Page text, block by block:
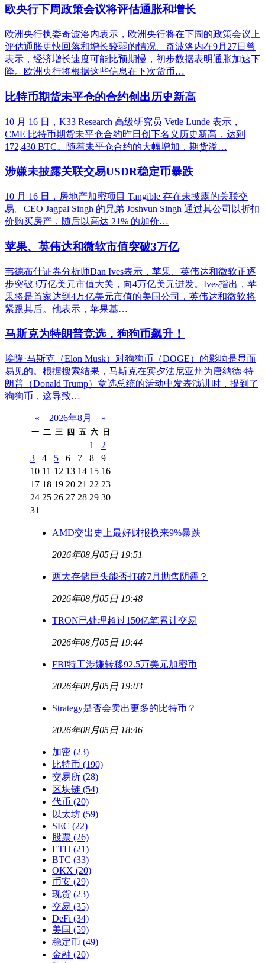
欧央行下周政策会议将评估通胀和增长
欧洲央行执委奇波洛内表示，欧洲央行将在下周的政策会议上
评估通胀更快回落和增长较弱的情况。奇波洛内在9月27日曾
表示，经济增长速度可能比预期慢，初步数据表明通胀加速下
降。欧洲央行将根据这些信息在下次货币…
比特币期货未平仓的合约创出历史新高
10 月 16 日，K33 Research 高级研究员 Vetle Lunde 表示，
CME 比特币期货未平仓合约昨日创下名义历史新高，达到
172,430 BTC。随着未平仓合约的大幅增加，期货溢…
涉嫌未披露关联交易USDR稳定币暴跌
10 月 16 日，房地产加密项目 Tangible 存在未披露的关联交
易。CEO Jagpal Singh 的兄弟 Joshvun Singh 通过其公司以折扣
价购买房产，随后以高达 21% 的加价…
苹果、英伟达和微软市值突破3万亿
韦德布什证券分析师Dan Ives表示，苹果、英伟达和微软正逐
步突破3万亿美元市值大关，向4万亿美元进发。Ives指出，苹
果将是首家达到4万亿美元市值的美国公司，英伟达和微软将
紧跟其后。他表示，苹果基…
马斯克为特朗普竞选，狗狗币飙升！
埃隆·马斯克（Elon Musk）对狗狗币（DOGE）的影响是显而
易见的。根据搜索结果，马斯克在宾夕法尼亚州为唐纳德·特
朗普（Donald Trump）竞选总统的活动中发表演讲时，提到了
狗狗币，这导致…
« 2026年8月 »
一 二 三 四 五 六 日
1
2
3
4 5 6 7 8
9
10 11 12 13 14 15 16
17 18 19 20 21 22 23
24 25 26 27 28 29 30
31
AMD交出史上最好财报换来9%暴跌
2026年08月05日 19:51
两大存储巨头能否打破7月抛售阴霾？
2026年08月05日 19:48
TRON已处理超过150亿笔累计交易
2026年08月05日 19:44
FBI特工涉嫌转移92.5万美元加密币
2026年08月05日 19:03
Strategy是否会卖出更多的比特币？
2026年08月05日 18:46
加密 (23)
比特币 (190)
交易所 (28)
区块链 (54)
代币 (20)
以太坊 (59)
SEC (22)
股票 (26)
ETH (21)
BTC (33)
OKX (20)
币安 (29)
现货 (23)
交易 (35)
DeFi (34)
美国 (59)
稳定币 (49)
金融 (20)